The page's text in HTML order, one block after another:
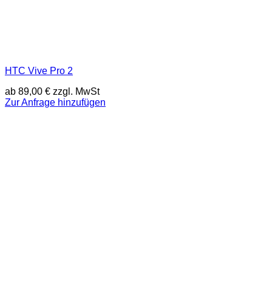
HTC Vive Pro 2
ab 89,00 € zzgl. MwSt
Zur Anfrage hinzufügen